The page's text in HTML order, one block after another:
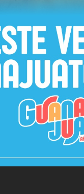
dos
de los cuatro ejes
fortalecimiento